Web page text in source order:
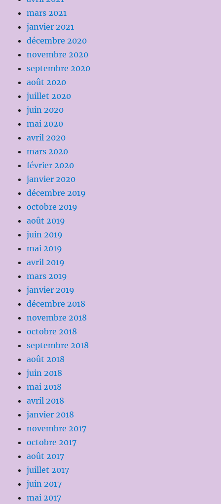
mars 2021
janvier 2021
décembre 2020
novembre 2020
septembre 2020
août 2020
juillet 2020
juin 2020
mai 2020
avril 2020
mars 2020
février 2020
janvier 2020
décembre 2019
octobre 2019
août 2019
juin 2019
mai 2019
avril 2019
mars 2019
janvier 2019
décembre 2018
novembre 2018
octobre 2018
septembre 2018
août 2018
juin 2018
mai 2018
avril 2018
janvier 2018
novembre 2017
octobre 2017
août 2017
juillet 2017
juin 2017
mai 2017